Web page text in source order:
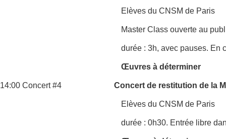
Elèves du CNSM de Paris
Master Class ouverte au
durée : 3h, avec pauses. En
Œuvres à déterminer
14:00 Concert #4 Concert de restitution de la
Elèves du CNSM de Paris
durée : 0h30. Entrée libre